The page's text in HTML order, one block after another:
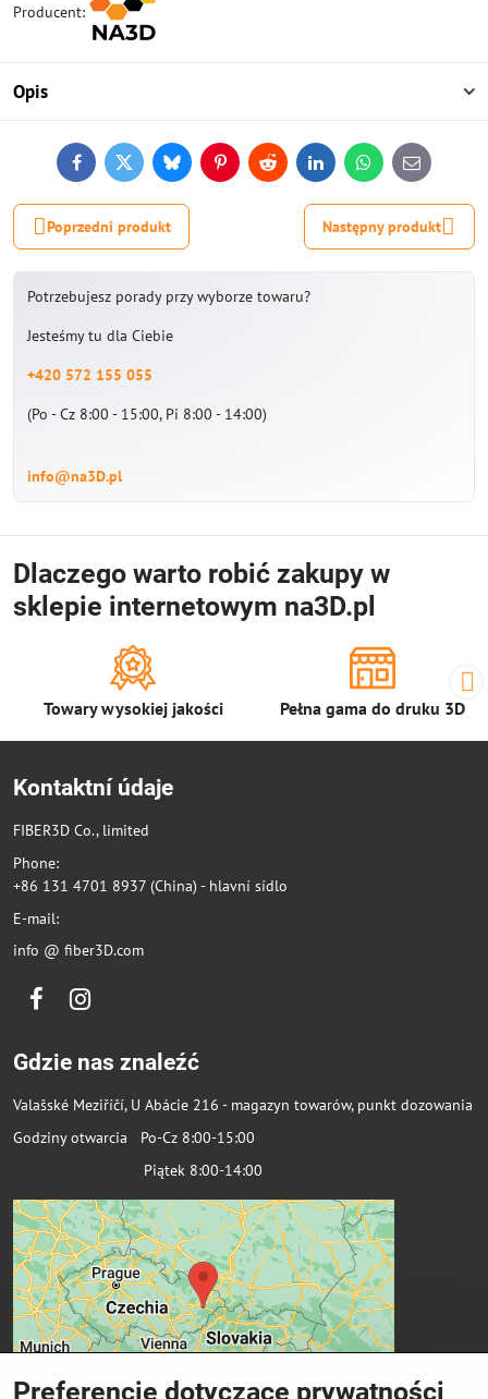
Producent:
Opis
FacebookTwitterBlueskyPinterestReddit LinkedInWhatsApp
E-
mail
Poprzedni produkt Następny produkt
Potrzebujesz porady przy wyborze towaru?
Jesteśmy tu dla Ciebie
+420 572 155 055
(Po - Cz 8:00 - 15:00, Pi 8:00 - 14:00)
info@na3D.pl
Dlaczego warto robić zakupy w
sklepie internetowym na3D.pl
Towary wysokiej jakości Pełna gama do druku 3D
Kontaktní údaje
FIBER3D Co., limited
Phone:
+86 131 4701 8937 (China) - hlavní sídlo
E-mail:
info @ fiber3D.com
FacebookInstagram
Gdzie nas znaleźć
Valašské Meziříčí, U Abácie 216 - magazyn towarów, punkt dozowania
Godziny otwarcia Po-Cz 8:00-15:00
Piątek 8:00-14:00
Preferencje dotyczące prywatności